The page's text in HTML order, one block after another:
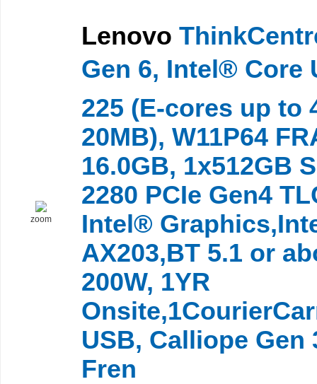
zoom
Lenovo
Gen 6, Intel® Core
225 (E-cores up to
20MB), W11P64
16.0GB, 1x512GB
2280 PCIe Gen4
Intel®
AX203,BT 5.1 or
200W, 1YR
USB, Calliope Gen
Fren